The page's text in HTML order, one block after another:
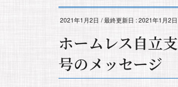
2021年1月2日 / 最終更新日 :2021年1月2日
ホームレス自立
号のメッセージ